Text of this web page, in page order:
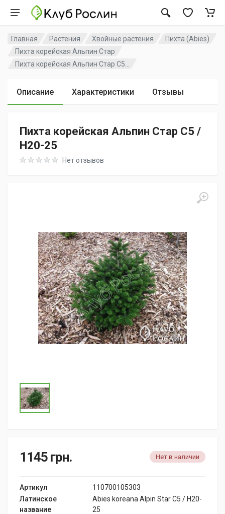
Главная Растения Хвойные растения
Пихта (Abies)
Пихта корейская Альпин Стар
Пихта корейская Альпин Стар C5...
Описание Характеристики Отзывы
Пихта корейская Альпин Стар C5 /
H20-25
Rating: 0 out of 5Нет отзывов
1145 грн. Нет в наличии
Артикул
110700105303
Латинское
название
Abies koreana Alpin Star C5 / H20-
25